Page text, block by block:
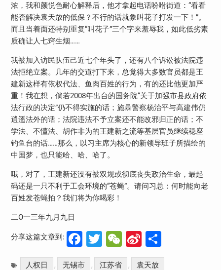
浓，我和颜悦色耐心解释后，他才拿起电话吩咐街道：“看看
能否解决袁天放的低保？不行的话就象叫花子打发一下！”。
而且当着面还特别重复“叫花子”三个字来羞辱我，如此低劣素
质确让人七窍生烟……
我被加入访民队伍己近七个年头了，还有八个诉讼被法院违
法拒绝立案。几年的交道打下来，总觉得大多数官员都是王
建新这样有依权代法、鱼肉百姓的行为，有的还比他更加严
重！我在想，倘若2008年出台的国务院“关于加强市县政府依
法行政的决定”仍不得实施的话；施暴警察杨治平与高建伟仍
逍遥法外的话；法院违法不予立案还不能改邪归正的话；不
学法、不懂法、胡作非为的王建新之流等基层官员继续稳座
钓鱼台的话……那么，以习主席为核心的新领导班子所描绘的
中国梦，也只能哈、哈、哈了。
哦，对了，王建新还没有被双规或彻底丧失政治生命，最起
码还是一只不利于工会环境的“苍蝇”。请问习总：何时能向老
百姓发苍蝇拍？我们将为你喝彩！
二O一三年九月九日
分享这篇文章到: Facebook
Twitter
WeChat
Sina
Weibo
分
享
人权日 , 无锡市 , 江苏省 , 袁天放